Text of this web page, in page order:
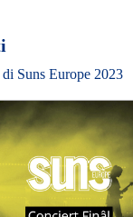
Suns Europe 2023